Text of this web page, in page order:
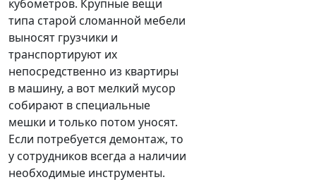
кубометров. Крупные вещи
типа старой сломанной мебели
выносят грузчики и
транспортируют их
непосредственно из квартиры
в машину, а вот мелкий мусор
собирают в специальные
мешки и только потом уносят.
Если потребуется демонтаж, то
у сотрудников всегда а наличии
необходимые инструменты.